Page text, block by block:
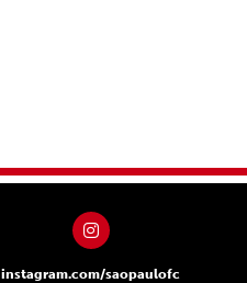
instagram.com/saopaulofc